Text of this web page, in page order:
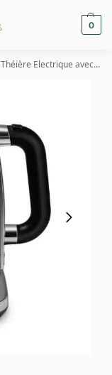
0
Théière Electrique avec Filtre 1.7L